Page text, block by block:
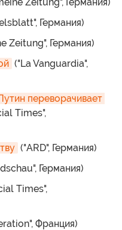
Германия)
Zeitung", Германия)
("La Vanguardia",
переворачивает
Times",
("ARD", Германия)
Германия)
Times",
Франция)